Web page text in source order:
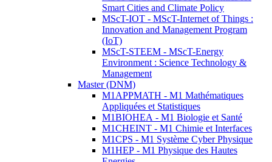
Smart Cities and Climate Policy
MScT-IOT - MScT-Internet of Things :
Innovation and Management Program
(IoT)
MScT-STEEM - MScT-Energy
Environment : Science Technology &
Management
Master (DNM)
M1APPMATH - M1 Mathématiques
Appliquées et Statistiques
M1BIOHEA - M1 Biologie et Santé
M1CHEINT - M1 Chimie et Interfaces
M1CPS - M1 Système Cyber Physique
M1HEP - M1 Physique des Hautes